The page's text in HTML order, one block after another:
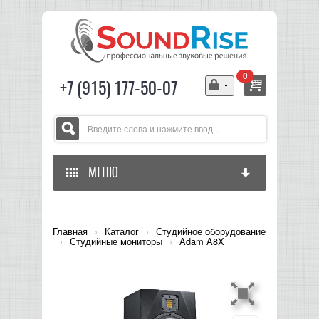
+7 (915) 177-50-07
0
МЕНЮ
ЗВУКОВОЕ ОБОРУДОВАНИЕ
Главная › Каталог › Студийное оборудование
› Студийные мониторы › Adam A8X